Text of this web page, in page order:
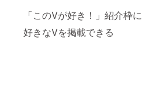
「このVが好き！」紹介枠に
好きなVを掲載できる